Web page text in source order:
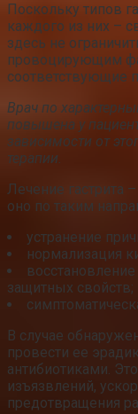
Поскольку типов
каждого из них –
здесь не
провоцирующим
соответствующие
Врач по
повышена у
зависимости от
терапии.
Лечение гастрита
оно по таким
устранение
нормализация
защитных свойств;
В случае
провести ее
антибиотиками.
изъязвлений,
предотвращения